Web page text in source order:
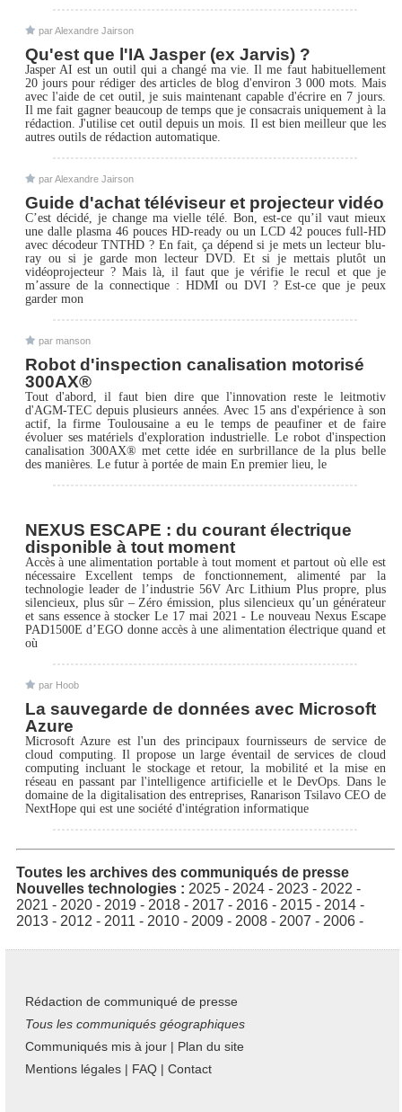
par Alexandre Jairson
Qu'est que l'IA Jasper (ex Jarvis) ?
Jasper AI est un outil qui a changé ma vie. Il me faut habituellement
20 jours pour rédiger des articles de blog d'environ 3 000 mots. Mais
avec l'aide de cet outil, je suis maintenant capable d'écrire en 7 jours.
Il me fait gagner beaucoup de temps que je consacrais uniquement à la
rédaction. J'utilise cet outil depuis un mois. Il est bien meilleur que les
autres outils de rédaction automatique.
par Alexandre Jairson
Guide d'achat téléviseur et projecteur vidéo
C’est décidé, je change ma vielle télé. Bon, est-ce qu’il vaut mieux
une dalle plasma 46 pouces HD-ready ou un LCD 42 pouces full-HD
avec décodeur TNTHD ? En fait, ça dépend si je mets un lecteur blu-
ray ou si je garde mon lecteur DVD. Et si je mettais plutôt un
vidéoprojecteur ? Mais là, il faut que je vérifie le recul et que je
m’assure de la connectique : HDMI ou DVI ? Est-ce que je peux
garder mon
par manson
Robot d'inspection canalisation motorisé
300AX®
Tout d'abord, il faut bien dire que l'innovation reste le leitmotiv
d'AGM-TEC depuis plusieurs années. Avec 15 ans d'expérience à son
actif, la firme Toulousaine a eu le temps de peaufiner et de faire
évoluer ses matériels d'exploration industrielle. Le robot d'inspection
canalisation 300AX® met cette idée en surbrillance de la plus belle
des manières. Le futur à portée de main En premier lieu, le
NEXUS ESCAPE : du courant électrique
disponible à tout moment
Accès à une alimentation portable à tout moment et partout où elle est
nécessaire Excellent temps de fonctionnement, alimenté par la
technologie leader de l’industrie 56V Arc Lithium Plus propre, plus
silencieux, plus sûr – Zéro émission, plus silencieux qu’un générateur
et sans essence à stocker Le 17 mai 2021 - Le nouveau Nexus Escape
PAD1500E d’EGO donne accès à une alimentation électrique quand et
où
par Hoob
La sauvegarde de données avec Microsoft
Azure
Microsoft Azure est l'un des principaux fournisseurs de service de
cloud computing. Il propose un large éventail de services de cloud
computing incluant le stockage et retour, la mobilité et la mise en
réseau en passant par l'intelligence artificielle et le DevOps. Dans le
domaine de la digitalisation des entreprises, Ranarison Tsilavo CEO de
NextHope qui est une société d'intégration informatique
Toutes les archives des communiqués de presse
Nouvelles technologies : 2025 - 2024 - 2023 - 2022 -
2021 - 2020 - 2019 - 2018 - 2017 - 2016 - 2015 - 2014 -
2013 - 2012 - 2011 - 2010 - 2009 - 2008 - 2007 - 2006 -
Rédaction de communiqué de presse
Tous les communiqués géographiques
Communiqués mis à jour | Plan du site
Mentions légales | FAQ | Contact